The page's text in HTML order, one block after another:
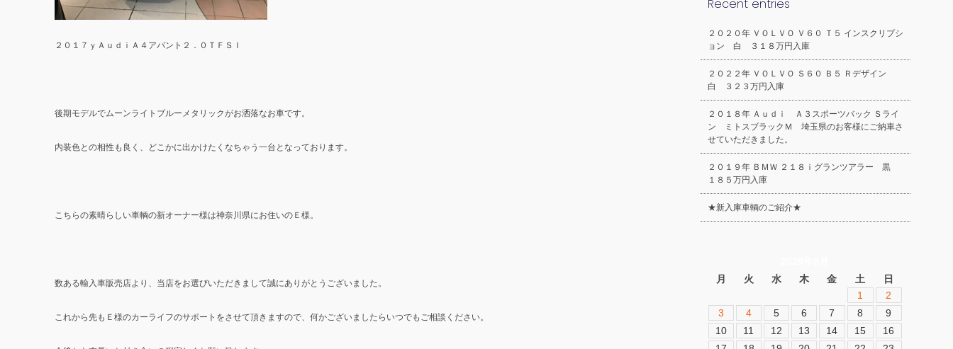
２０１７ｙＡｕｄｉＡ４アバント２．０ＴＦＳＩ
後期モデルでムーンライトブルーメタリックがお洒落なお車です。
内装色との相性も良く、どこかに出かけたくなちゃう一台となっております。
こちらの素晴らしい車輌の新オーナー様は神奈川県にお住いのＥ様。
数ある輸入車販売店より、当店をお選びいただきまして誠にありがとうございました。
これから先もＥ様のカーライフのサポートをさせて頂きますので、何かございましたらいつでもご相談ください。
Recent entries
２０２０年 ＶＯＬＶＯ Ｖ６０ Ｔ５ インスクリプシ
ョン 白 ３１８万円入庫
２０２２年 ＶＯＬＶＯ Ｓ６０ Ｂ５ Ｒデザイン
白 ３２３万円入庫
２０１８年 Ａｕｄｉ Ａ３スポーツバック Ｓライ
ン ミトスブラックＭ 埼玉県のお客様にご納車さ
せていただきました。
２０１９年 ＢＭＷ ２１８ｉグランツアラー 黒
１８５万円入庫
★新入庫車輌のご紹介★
月
火 水 木 金 土
日
1
2
3
4 5 6 7 8
9
10
11 12 13 14 15
16